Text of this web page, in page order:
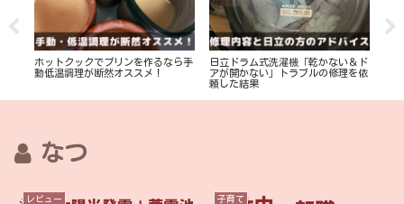
ホットクックでプリンを作るなら手
動低温調理が断然オススメ！
日立ドラム式洗濯機「乾かない＆ド
アが開かない」トラブルの修理を依
頼した結果
なつ
レビュー 子育て